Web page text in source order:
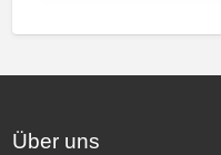
Über uns